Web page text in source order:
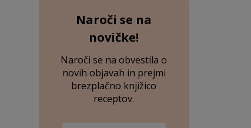
Naroči se na
novičke!
Naroči se na obvestila o
novih objavah in prejmi
brezplačno knjižico
receptov.